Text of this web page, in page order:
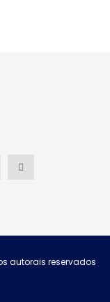
autorais reservados